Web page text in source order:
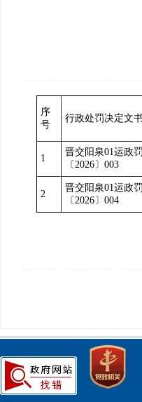
序
号
行政处罚决定文
1
晋交阳泉01运政罚
〔2026〕003
2
晋交阳泉01运政罚
〔2026〕004